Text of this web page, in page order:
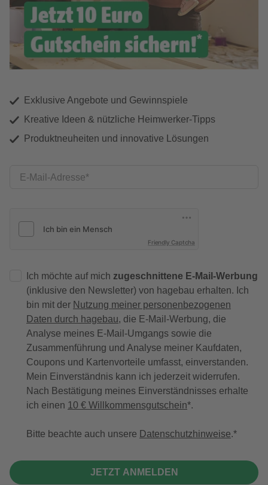
Exklusive Angebote und Gewinnspiele
Kreative Ideen & nützliche Heimwerker-Tipps
Produktneuheiten und innovative Lösungen
E-Mail-Adresse
Friendly Captcha
Ich möchte auf mich zugeschnittene E-Mail-Werbung
(inklusive den Newsletter) von hagebau erhalten. Ich
bin mit der Nutzung meiner personenbezogenen
Daten durch hagebau, die E-Mail-Werbung, die
Analyse meines E-Mail-Umgangs sowie die
Zusammenführung und Analyse meiner Kaufdaten,
Coupons und Kartenvorteile umfasst, einverstanden.
Mein Einverständnis kann ich jederzeit widerrufen.
Nach Bestätigung meines Einverständnisses erhalte
ich einen 10 € Willkommensgutschein*.
Bitte beachte auch unsere Datenschutzhinweise.
JETZT ANMELDEN